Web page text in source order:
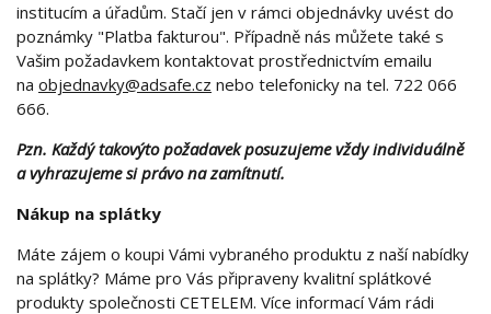
institucím a úřadům. Stačí jen v rámci objednávky uvést do
poznámky "Platba fakturou". Případně nás můžete také s
Vašim požadavkem kontaktovat prostřednictvím emailu
na objednavky@adsafe.cz nebo telefonicky na tel. 722 066
666.
Pzn. Každý takovýto požadavek posuzujeme vždy individuálně
a vyhrazujeme si právo na zamítnutí.
Nákup na splátky
Máte zájem o koupi Vámi vybraného produktu z naší nabídky
na splátky? Máme pro Vás připraveny kvalitní splátkové
produkty společnosti CETELEM. Více informací Vám rádi